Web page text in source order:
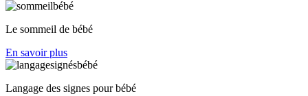
Le sommeil de bébé
En savoir plus
Langage des signes pour bébé